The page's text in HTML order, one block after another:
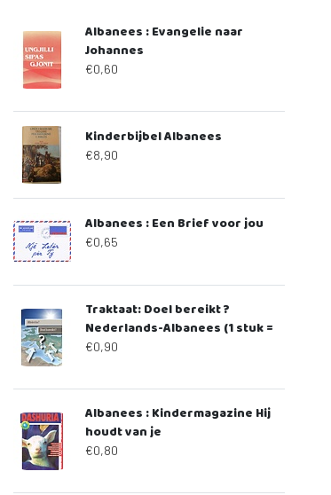
Albanees : Evangelie naar
Johannes
€0,60
Kinderbijbel Albanees
€8,90
Albanees : Een Brief voor jou
€0,65
Traktaat: Doel bereikt ?
Nederlands-Albanees (1 stuk =
set à 10 dezelfde traktaten)
€0,90
Albanees : Kindermagazine Hij
houdt van je
€0,80